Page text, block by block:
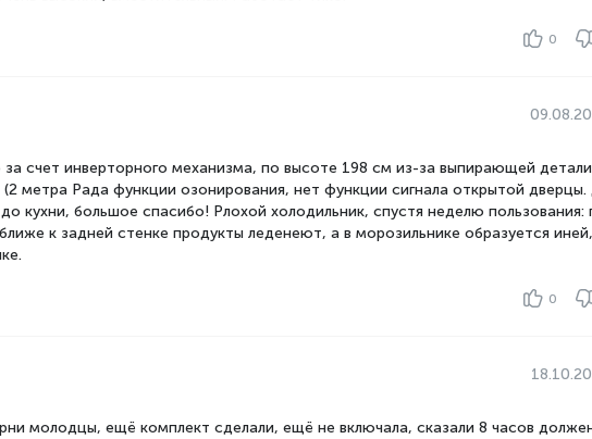
0
счет инверторного механизма, по высоте 198 см из-за выпирающей
метра Рада функции озонирования, нет функции сигнала открытой дверцы.
кухни, большое спасибо! Pлохой холодильник, спустя неделю пользования:
к задней стенке продукты леденеют, а в морозильнике образуется
0
молодцы, ещё комплект сделали, ещё не включала, сказали 8 часов